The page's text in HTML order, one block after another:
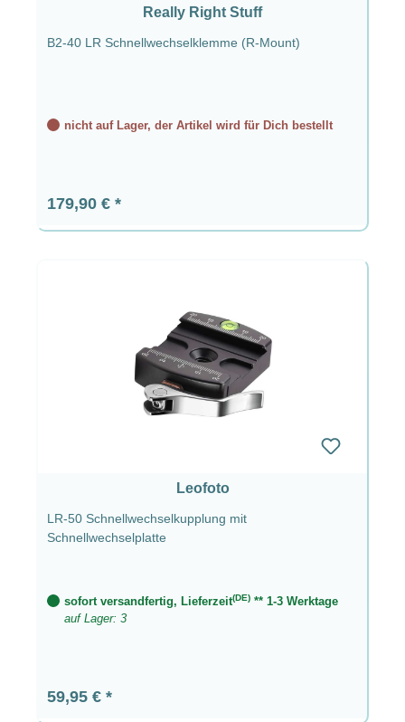
Really Right Stuff
B2-40 LR Schnellwechselklemme (R-Mount)
nicht auf Lager, der Artikel wird für Dich bestellt
Regulärer Preis:
179,90 €
Leofoto
LR-50 Schnellwechselkupplung mit
Schnellwechselplatte
sofort versandfertig, Lieferzeit(DE) ** 1-3 Werktage
auf Lager: 3
Regulärer Preis:
59,95 €